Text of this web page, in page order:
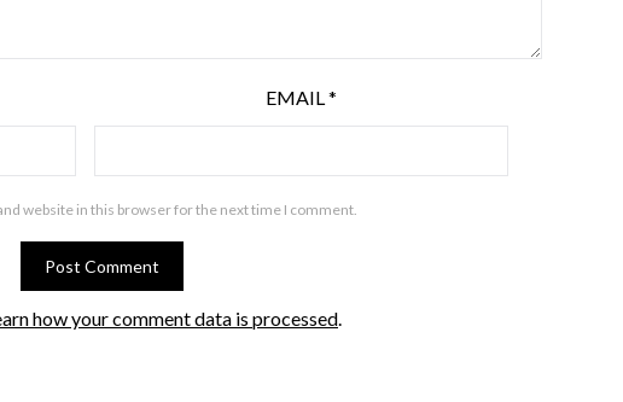
EMAIL*
website in this browser for the next time I comment.
how your comment data is processed.